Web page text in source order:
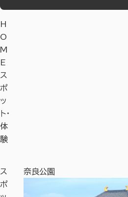
H
O
M
E
ス
ポ
ッ
ト・
体
験
ス
ポ
奈良公園